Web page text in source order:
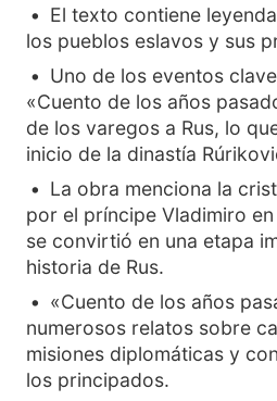
El texto contiene
los pueblos eslavos y sus
Uno de los eventos
«Cuento de los años
de los varegos a Rus, lo
inicio de la dinastía
La obra menciona la
por el príncipe Vladimiro
se convirtió en una etapa
historia de Rus.
«Cuento de los años
numerosos relatos sobre
misiones diplomáticas y
los principados.